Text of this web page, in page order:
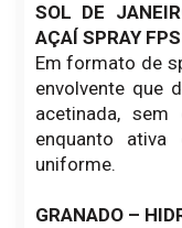
SOL DE
AÇAÍ SPRAY
Em formato de
envolvente que
acetinada, sem
enquanto ativa
uniforme.
GRANADO –